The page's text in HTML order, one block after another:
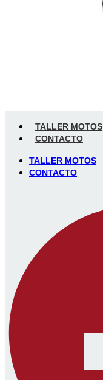
TALLER MOTOS
CONTACTO
TALLER MOTOS
CONTACTO